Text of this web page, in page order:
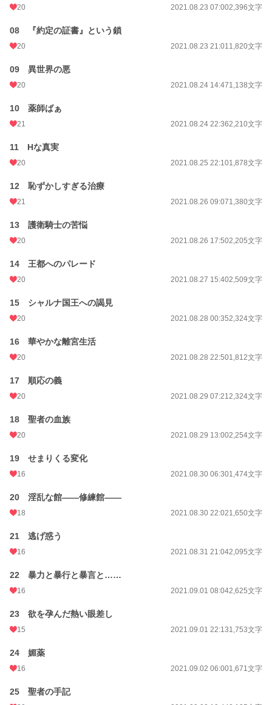
20 2021.08.23 07:002,396文字
08 『約定の証書』という鎖
20 2021.08.23 21:011,820文字
09 異世界の悪
20 2021.08.24 14:471,138文字
10 薬師ばぁ
21 2021.08.24 22:362,210文字
11 Hな真実
20 2021.08.25 22:101,878文字
12 恥ずかしすぎる治療
21 2021.08.26 09:071,380文字
13 護衛騎士の苦悩
20 2021.08.26 17:502,205文字
14 王都へのパレード
20 2021.08.27 15:402,509文字
15 シャルナ国王への謁見
20 2021.08.28 00:352,324文字
16 華やかな離宮生活
20 2021.08.28 22:501,812文字
17 順応の義
20 2021.08.29 07:212,324文字
18 聖者の血族
20 2021.08.29 13:002,254文字
19 せまりくる変化
16 2021.08.30 06:301,474文字
20 淫乱な館――修練館――
18 2021.08.30 22:021,650文字
21 逃げ惑う
16 2021.08.31 21:042,095文字
22 暴力と暴行と暴言と……
16 2021.09.01 08:042,625文字
23 欲を孕んだ熱い眼差し
15 2021.09.01 22:131,753文字
24 媚薬
16 2021.09.02 06:001,671文字
25 聖者の手記